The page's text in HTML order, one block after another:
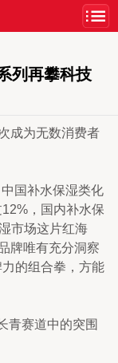
列再攀科技
成为无数消费者
国补水保湿类化
，国内补水保
市场这片红海
牌唯有充分洞察
的组合拳，方能
青赛道中的突围